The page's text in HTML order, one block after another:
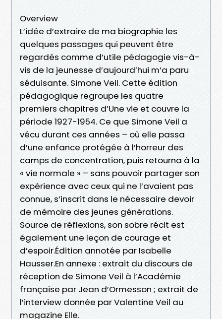
Overview
L’idée d’extraire de ma biographie les
quelques passages qui peuvent être
regardés comme d’utile pédagogie vis-à-
vis de la jeunesse d’aujourd’hui m’a paru
séduisante. Simone Veil. Cette édition
pédagogique regroupe les quatre
premiers chapitres d’Une vie et couvre la
période 1927-1954. Ce que Simone Veil a
vécu durant ces années – où elle passa
d’une enfance protégée à l’horreur des
camps de concentration, puis retourna à la
« vie normale » – sans pouvoir partager son
expérience avec ceux qui ne l’avaient pas
connue, s’inscrit dans le nécessaire devoir
de mémoire des jeunes générations.
Source de réflexions, son sobre récit est
également une leçon de courage et
d’espoir.Édition annotée par Isabelle
Hausser.En annexe : extrait du discours de
réception de Simone Veil à l’Académie
française par Jean d’Ormesson ; extrait de
l’interview donnée par Valentine Veil au
magazine Elle.